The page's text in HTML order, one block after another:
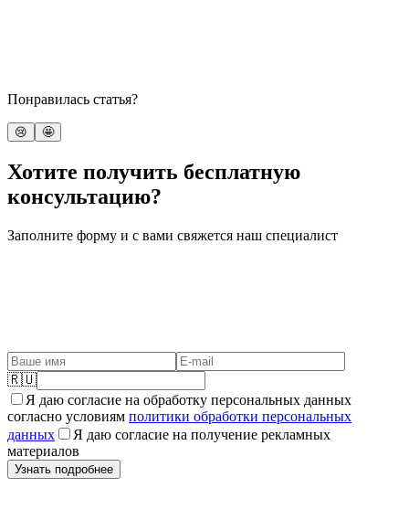
Понравилась статья?
😢 🤩
Хотите получить бесплатную
консультацию?
Заполните форму и с вами свяжется наш специалист
🇷🇺
Я даю согласие на обработку персональных данных
согласно условиям политики обработки персональных
данных
Я даю согласие на получение рекламных
материалов
Узнать подробнее